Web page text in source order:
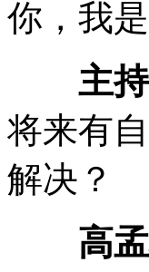
你，我
主
将来有
解决？
高